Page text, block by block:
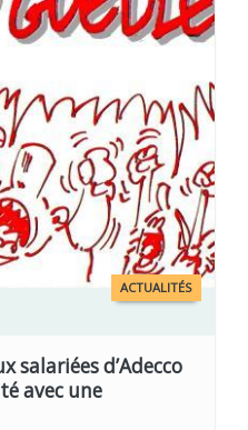
ACTUALITÉS
salariées d’Adecco
avec une